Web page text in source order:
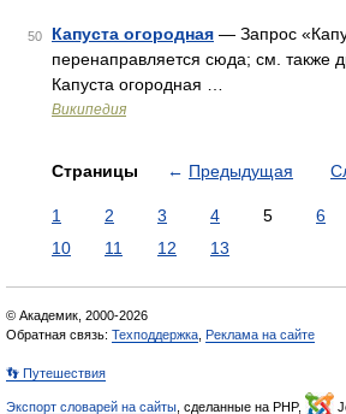
50 Капуста огородная — Запрос
перенаправляется сюда; см. также
Капуста огородная …
Википедия
Страницы ← Предыдущая
1 2 3 4 5 6
10
11 12 13
© Академик, 2000-2026
Обратная связь: Техподдержка Реклама на сайте
👣 Путешествия
Экспорт словарей на сайты , сделанные на PHP,